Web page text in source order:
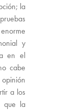
la
y
en el
cabe
a los
que la